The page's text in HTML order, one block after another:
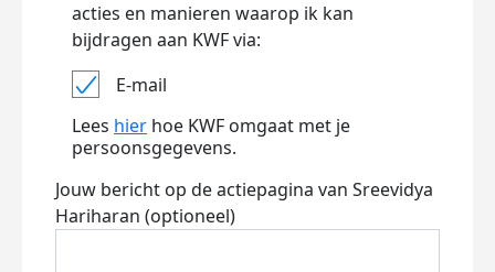
acties en manieren waarop ik kan
bijdragen aan KWF via:
E-mail
Lees hier hoe KWF omgaat met je
persoonsgegevens.
Jouw bericht op de actiepagina van Sreevidya
Hariharan (optioneel)